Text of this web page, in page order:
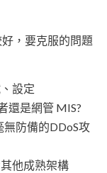
，要克服的問題
設定
還是網管 MIS?
防備的DDoS攻
他成熟架構